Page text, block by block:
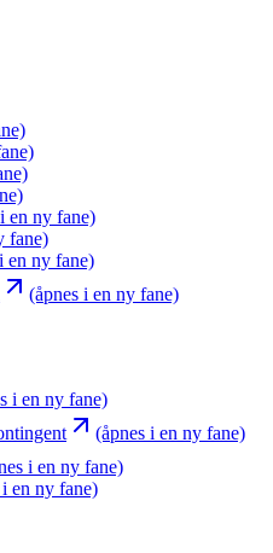
en ny fane)
fane)
en ny fane)
(åpnes i en ny fane)
i en ny fane)
(åpnes i en ny fane)
i en ny fane)
i en ny fane)